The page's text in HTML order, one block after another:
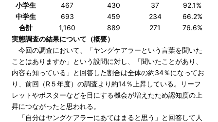
小学生
467 430 37
92.1%
中学生
693 459 234
66.2%
合計
1,160 889 271
76.6%
実態調査の結果について（概要）
今回の調査において、「ヤングケアラーという言葉を聞いた
ことはありますか」という設問に対し、「聞いたことがあり、
内容も知っている」と回答した割合は全体の約34％になってお
り、前回（R５年度）の調査より約14％上昇している。リーフ
レットやポスターなどを目にする機会が増えたため認知度の上
昇につながったと思われる。
「自分はヤングケアラーにあてはまると思う」と回答して人